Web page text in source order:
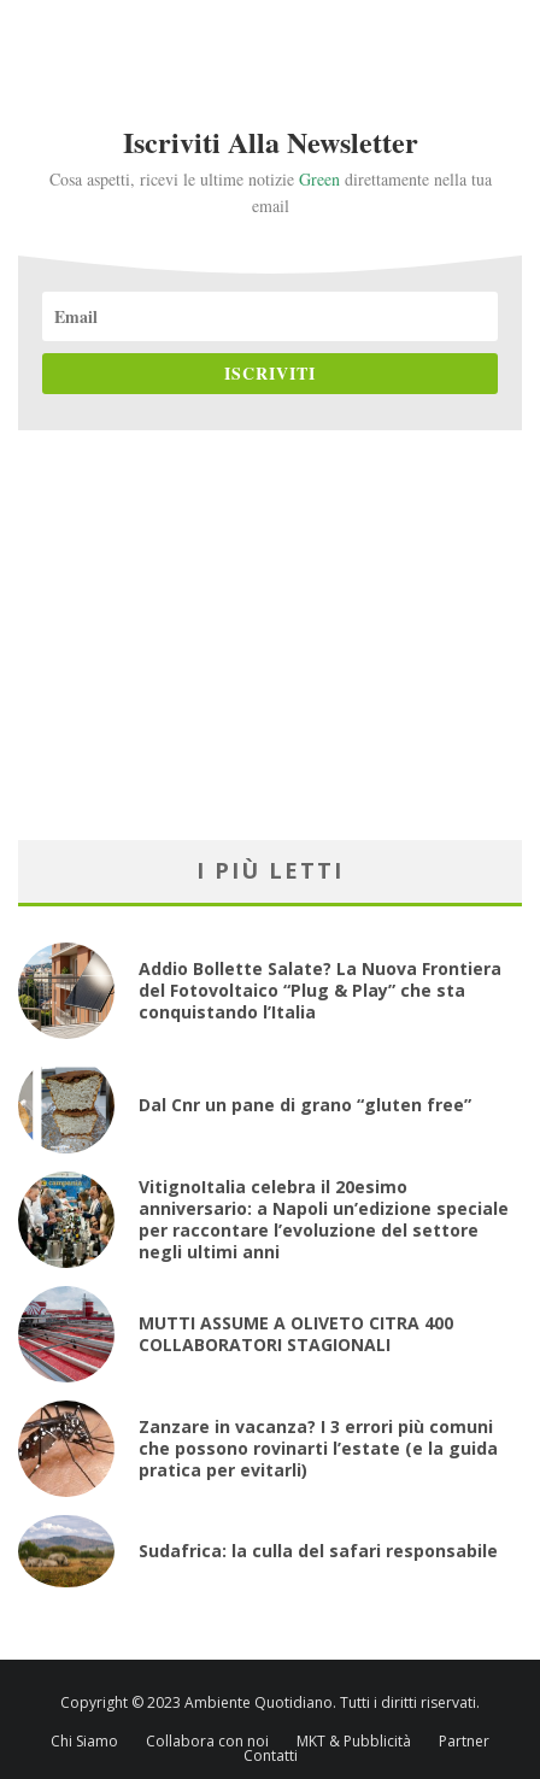
Iscriviti Alla Newsletter
Cosa aspetti, ricevi le ultime notizie Greendirettamente nella tua
email
ISCRIVITI
I PIÙ LETTI
Addio Bollette Salate? La Nuova Frontiera
del Fotovoltaico “Plug & Play” che sta
conquistando l’Italia
Dal Cnr un pane di grano “gluten free”
VitignoItalia celebra il 20esimo
anniversario: a Napoli un’edizione speciale
per raccontare l’evoluzione del settore
negli ultimi anni
MUTTI ASSUME A OLIVETO CITRA 400
COLLABORATORI STAGIONALI
Zanzare in vacanza? I 3 errori più comuni
che possono rovinarti l’estate (e la guida
pratica per evitarli)
Sudafrica: la culla del safari responsabile
Copyright © 2023 Ambiente Quotidiano. Tutti i diritti riservati.
Chi Siamo
Collabora con noi MKT & Pubblicità Partner
Contatti